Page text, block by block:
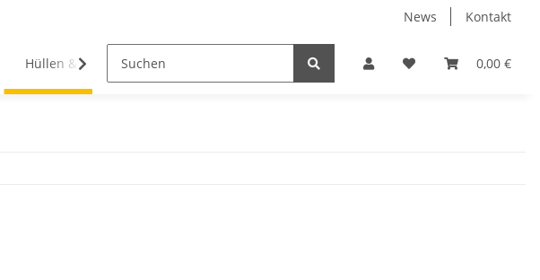
News Kontakt
0,00 €
Hüllen & Taschen Elektronische Geräte